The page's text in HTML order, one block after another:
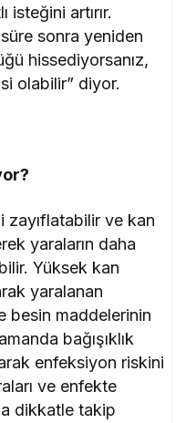
isteğini artırır.
sonra yeniden
hissediyorsanız,
olabilir” diyor.
zayıflatabilir ve kan
yaraların daha
Yüksek kan
yaralanan
besin maddelerinin
bağışıklık
enfeksiyon riskini
ve enfekte
dikkatle takip